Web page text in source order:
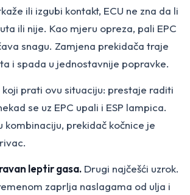
ili izgubi kontakt, ECU ne zna da li
ili nije. Kao mjeru opreza, pali EPC
snagu. Zamjena prekidača traje
i spada u jednostavnije popravke.
prati ovu situaciju: prestaje raditi
se uz EPC upali i ESP lampica.
prekidač kočnice je
leptir gasa. Drugi najčešći uzrok.
zaprlja naslagama od ulja i